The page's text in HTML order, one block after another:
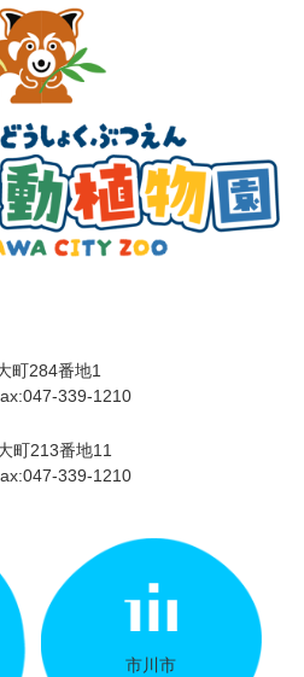
町284番地1
339-1210
町213番地11
339-1210
市川市